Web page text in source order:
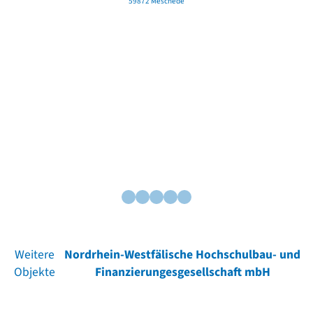
Weitere
Objekte
Nordrhein-Westfälische Hochschulbau- und
Finanzierungesgesellschaft mbH